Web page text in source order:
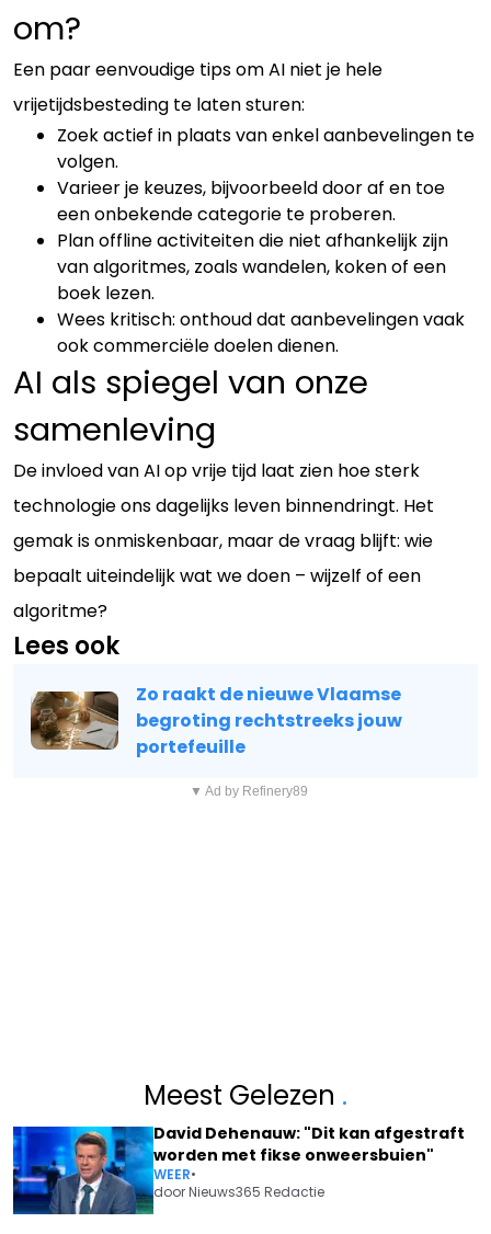
om?
Een paar eenvoudige tips om AI niet je hele
vrijetijdsbesteding te laten sturen:
Zoek actief in plaats van enkel aanbevelingen te
volgen.
Varieer je keuzes, bijvoorbeeld door af en toe
een onbekende categorie te proberen.
Plan offline activiteiten die niet afhankelijk zijn
van algoritmes, zoals wandelen, koken of een
boek lezen.
Wees kritisch: onthoud dat aanbevelingen vaak
ook commerciële doelen dienen.
AI als spiegel van onze
samenleving
De invloed van AI op vrije tijd laat zien hoe sterk
technologie ons dagelijks leven binnendringt. Het
gemak is onmiskenbaar, maar de vraag blijft: wie
bepaalt uiteindelijk wat we doen – wijzelf of een
algoritme?
Lees ook
Zo raakt de nieuwe Vlaamse
begroting rechtstreeks jouw
portefeuille
▼ Ad by Refinery89
Meest Gelezen .
David Dehenauw: "Dit kan afgestraft
worden met fikse onweersbuien"
WEER•
doorNieuws365 Redactie